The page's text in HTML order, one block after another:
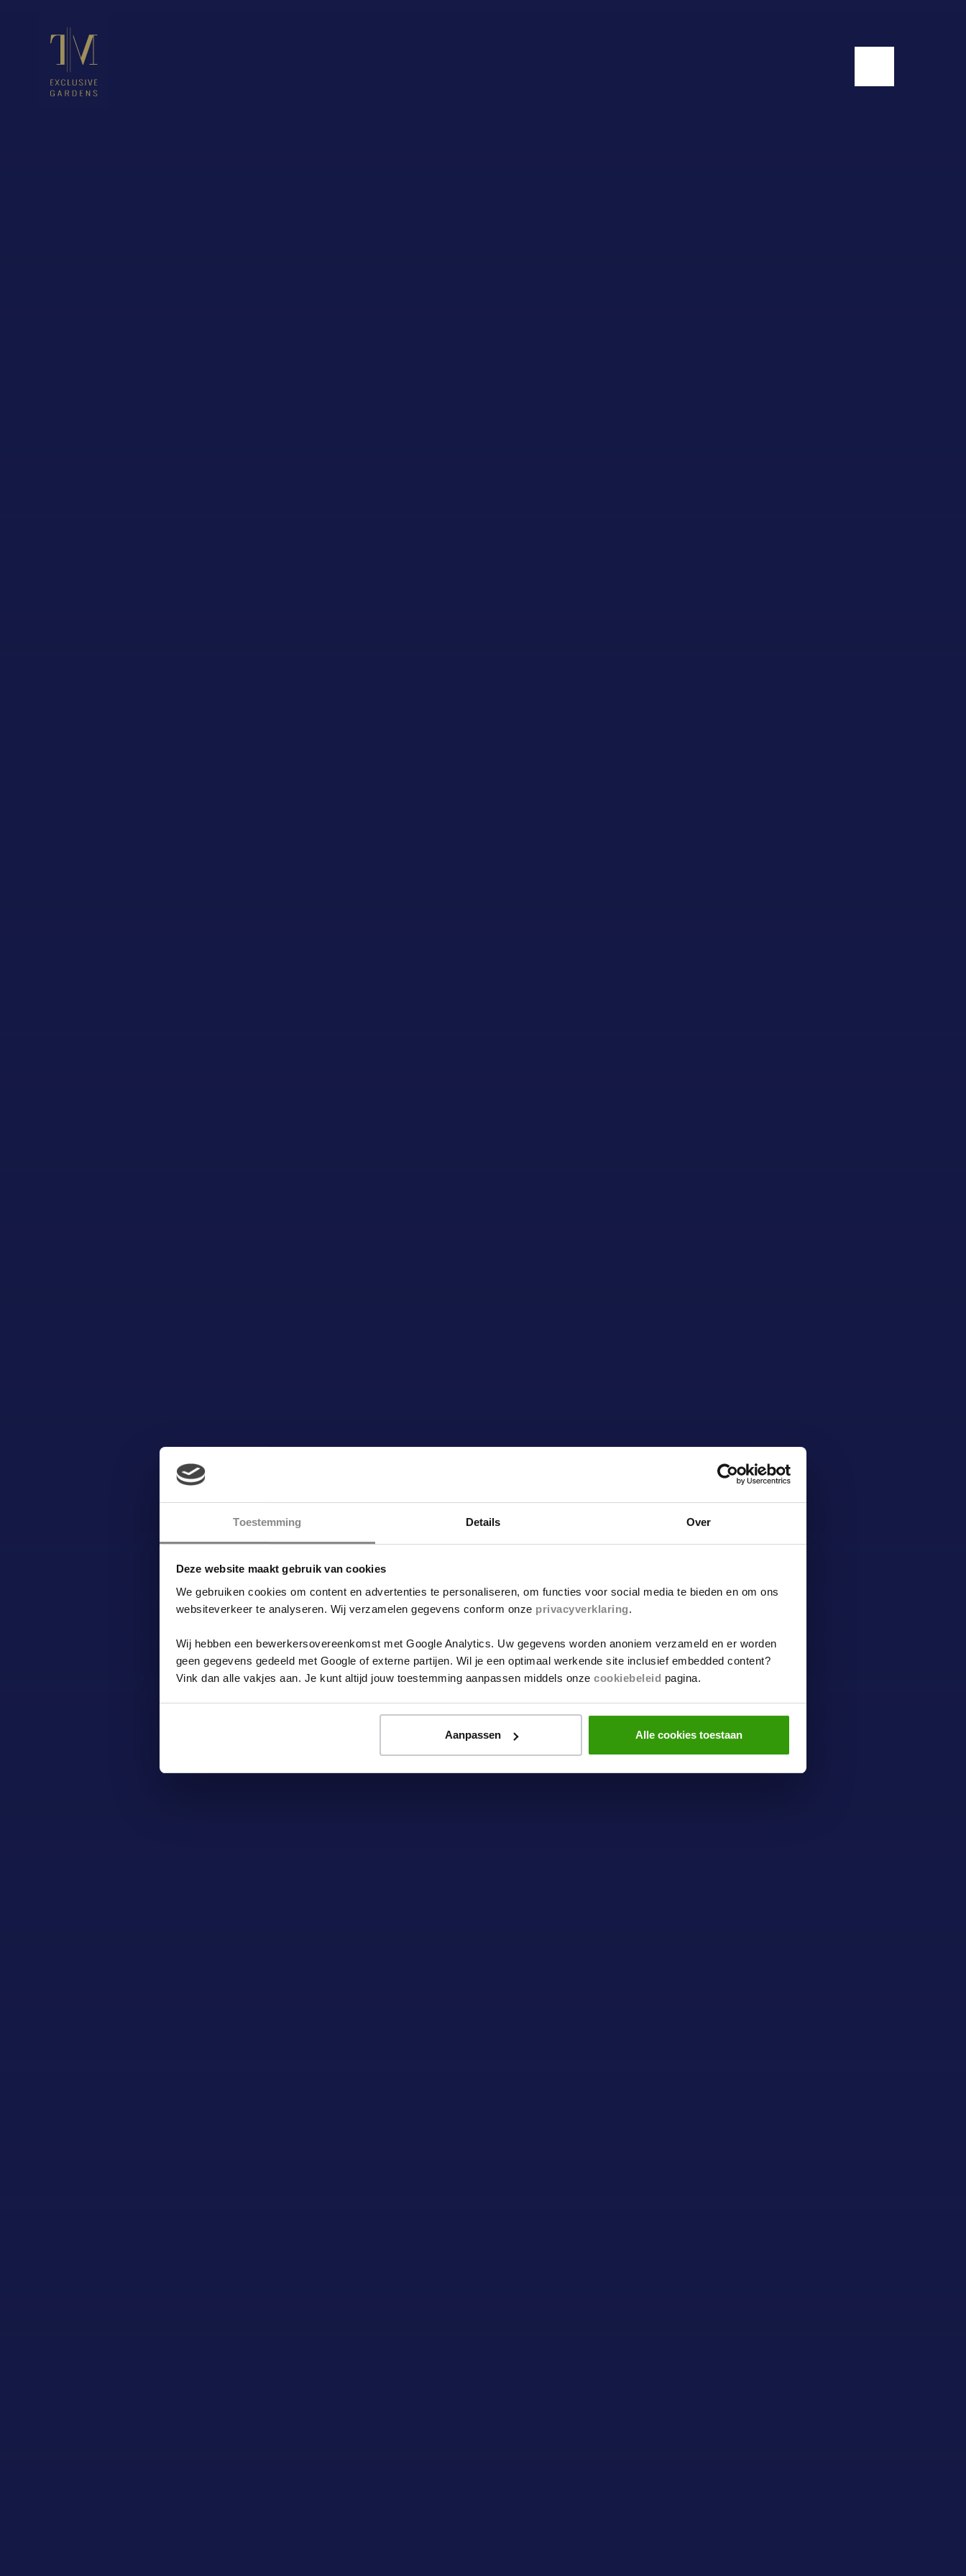
Toestemming Details Over
Deze website maakt gebruik van cookies
We gebruiken cookies om content en advertenties te personaliseren, om functies voor social media te bieden en om ons
websiteverkeer te analyseren. Wij verzamelen gegevens conform onze privacyverklaring.
Wij hebben een bewerkersovereenkomst met Google Analytics. Uw gegevens worden anoniem verzameld en er worden
geen gegevens gedeeld met Google of externe partijen. Wil je een optimaal werkende site inclusief embedded content?
Vink dan alle vakjes aan. Je kunt altijd jouw toestemming aanpassen middels onze cookiebeleid pagina.
Aanpassen Alle cookies toestaan